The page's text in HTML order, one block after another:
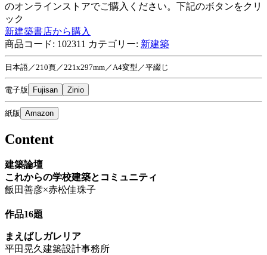
のオンラインストアでご購入ください。下記のボタンをクリ
ック
新建築書店から購入
商品コード: 102311 カテゴリー: 新建築
日本語／210頁／221x297mm／A4変型／平綴じ
電子版 Fujisan Zinio
紙版 Amazon
Content
建築論壇
これからの学校建築とコミュニティ
飯田善彦×赤松佳珠子
作品16題
まえばしガレリア
平田晃久建築設計事務所